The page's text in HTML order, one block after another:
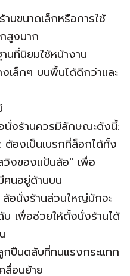
นขนาดเล็กหรือการใช้
สูงมาก
นที่นิยมใช้หน้างาน
เล็กๆ บนพื้นได้ดีกว่าและ
นั่งร้านควรมีลักษณะดังนี้:
องเป็นเบรกที่ล็อกได้ทั้ง
วิงของแป้นล้อ" เพื่อ
คนอยู่ด้านบน
อนั่งร้านส่วนใหญ่มักจะ
เพื่อช่วยให้ตั้งนั่งร้านได้
ปืนตลับที่ทนแรงกระแทก
ลื่อนย้าย